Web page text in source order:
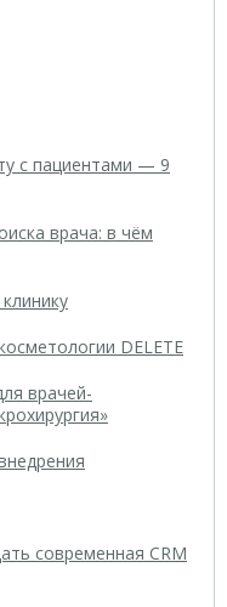
с пациентами — 9
врача: в чём
DELETE
врачей-
современная CRM